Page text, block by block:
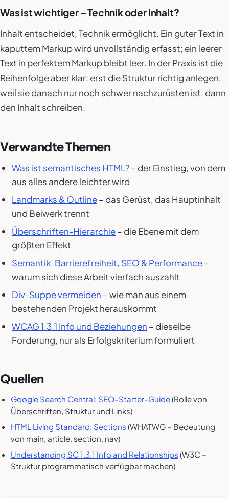
Was ist wichtiger – Technik oder Inhalt?
Inhalt entscheidet, Technik ermöglicht. Ein guter Text in
kaputtem Markup wird unvollständig erfasst; ein leerer
Text in perfektem Markup bleibt leer. In der Praxis ist die
Reihenfolge aber klar: erst die Struktur richtig anlegen,
weil sie danach nur noch schwer nachzurüsten ist, dann
den Inhalt schreiben.
Verwandte Themen
Was ist semantisches HTML?– der Einstieg, von dem
aus alles andere leichter wird
Landmarks & Outline– das Gerüst, das Hauptinhalt
und Beiwerk trennt
Überschriften-Hierarchie– die Ebene mit dem
größten Effekt
Semantik, Barrierefreiheit, SEO & Performance–
warum sich diese Arbeit vierfach auszahlt
Div-Suppe vermeiden – wie man aus einem
bestehenden Projekt herauskommt
WCAG 1.3.1 Info und Beziehungen – dieselbe
Forderung, nur als Erfolgskriterium formuliert
Quellen
Google Search Central: SEO-Starter-Guide(Rolle von
Überschriften, Struktur und Links)
HTML Living Standard: Sections (WHATWG – Bedeutung
von main, article, section, nav)
Understanding SC 1.3.1 Info and Relationships (W3C –
Struktur programmatisch verfügbar machen)